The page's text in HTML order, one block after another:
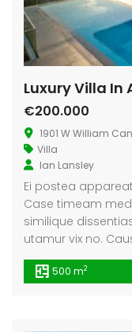
Luxury Villa
€200.000
1901 W William
Villa
Ian Lansley
Ei postea
Case timeam
similique
utamur vix no.
500 m2